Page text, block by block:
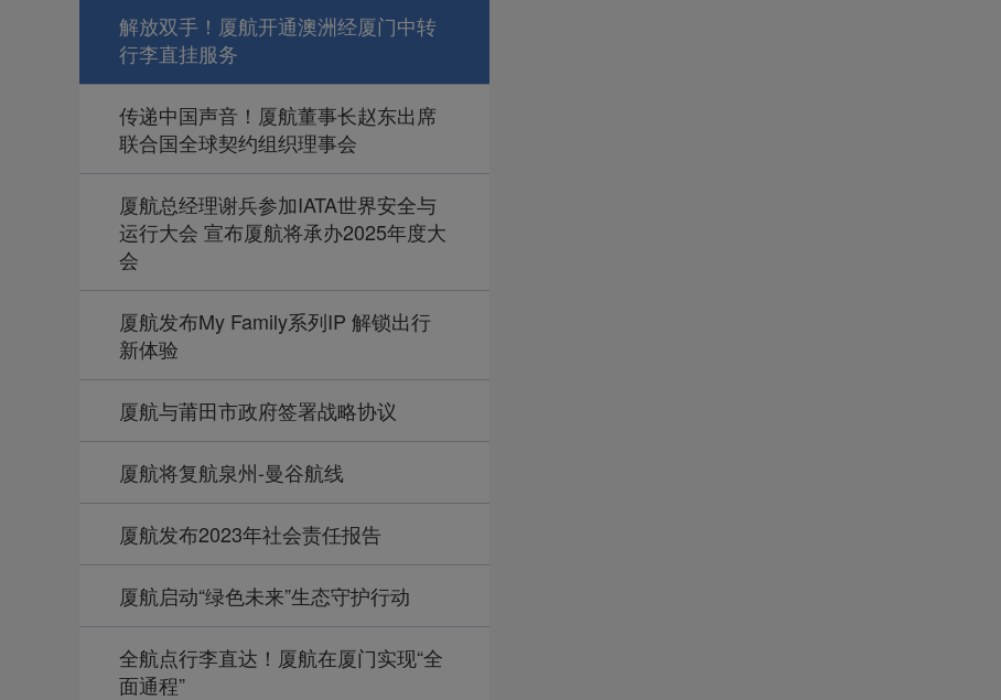
解放双手！厦航开通澳洲经厦门中转
行李直挂服务
传递中国声音！厦航董事长赵东出席
联合国全球契约组织理事会
厦航总经理谢兵参加IATA世界安全与
运行大会 宣布厦航将承办2025年度大
会
厦航发布My Family系列IP 解锁出行
新体验
厦航与莆田市政府签署战略协议
厦航将复航泉州-曼谷航线
厦航发布2023年社会责任报告
厦航启动“绿色未来”生态守护行动
全航点行李直达！厦航在厦门实现“全
面通程”